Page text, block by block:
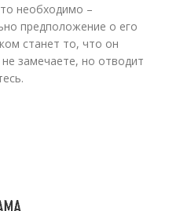
необходимо –
предположение о его
станет то, что он
замечаете, но отводит